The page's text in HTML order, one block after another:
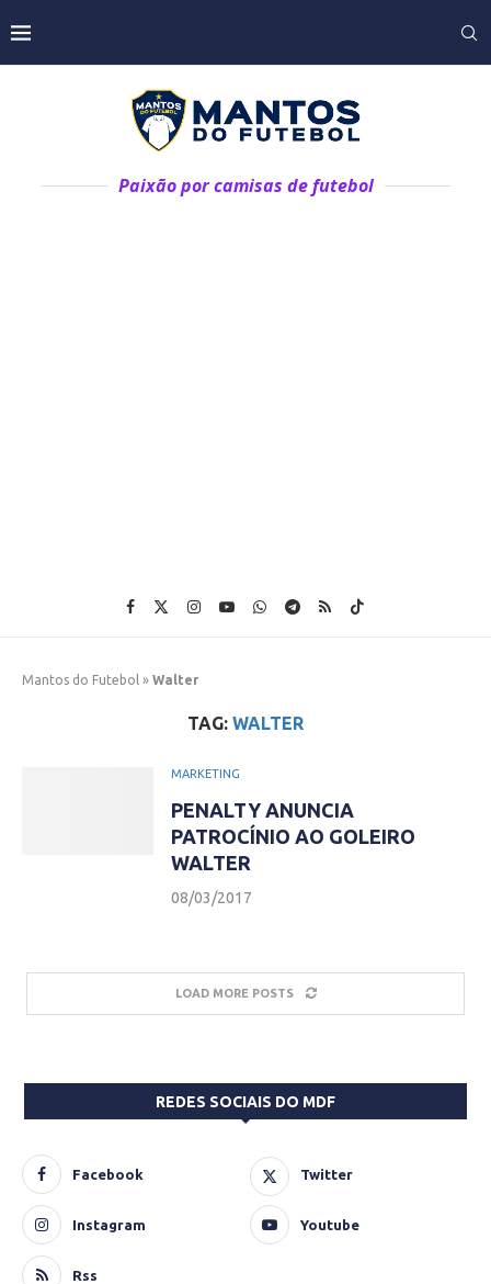
Paixão por camisas de futebol
Mantos do Futebol » Walter
TAG: WALTER
MARKETING
PENALTY ANUNCIA
PATROCÍNIO AO GOLEIRO
WALTER
08/03/2017
LOAD MORE POSTS
REDES SOCIAIS DO MDF
Facebook Twitter
Instagram Youtube
Rss